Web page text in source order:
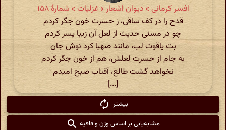
افسر کرمانی » دیوان اشعار » غزلیات » شمارهٔ ۱۵۸
قدح را در کف ساقی، ز حسرت خون جگر کردم
چو در مستی حدیث از لعل آن زیبا پسر کردم
بت یاقوت لب، مانند صهبا کرد نوش جان
به جام از حسرت لعلش، هم از خون جگر کردم
نخواهد گشت طالع، آفتاب صبح امیدم
[...]
بیشتر
مشابه‌یابی بر اساس وزن و قافیه